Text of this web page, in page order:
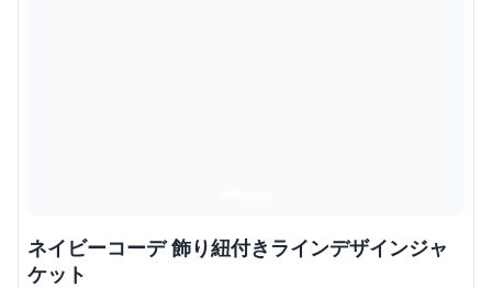
ネイビーコーデ 飾り紐付きラインデザインジャ
ケット